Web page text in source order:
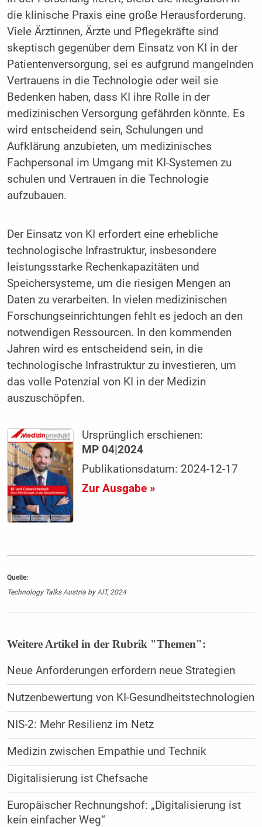
die klinische Praxis eine große Herausforderung.
Viele Ärztinnen, Ärzte und Pflegekräfte sind
skeptisch gegenüber dem Einsatz von KI in der
Patientenversorgung, sei es aufgrund mangelnden
Vertrauens in die Technologie oder weil sie
Bedenken haben, dass KI ihre Rolle in der
medizinischen Versorgung gefährden könnte. Es
wird entscheidend sein, Schulungen und
Aufklärung anzubieten, um medizinisches
Fachpersonal im Umgang mit KI-Systemen zu
schulen und Vertrauen in die Technologie
aufzubauen.
Der Einsatz von KI erfordert eine erhebliche
technologische Infrastruktur, insbesondere
leistungsstarke Rechenkapazitäten und
Speichersysteme, um die riesigen Mengen an
Daten zu verarbeiten. In vielen medizinischen
Forschungseinrichtungen fehlt es jedoch an den
notwendigen Ressourcen. In den kommenden
Jahren wird es entscheidend sein, in die
technologische Infrastruktur zu investieren, um
das volle Potenzial von KI in der Medizin
auszuschöpfen.
Ursprünglich erschienen:
MP 04|2024
Publikationsdatum: 2024-12-17
Zur Ausgabe »
Quelle:
Technology Talks Austria by AIT, 2024
Weitere Artikel in der Rubrik "Themen":
Neue Anforderungen erfordern neue Strategien
Nutzenbewertung von KI-Gesundheitstechnologien
NIS-2: Mehr Resilienz im Netz
Medizin zwischen Empathie und Technik
Digitalisierung ist Chefsache
Europäischer Rechnungshof: „Digitalisierung ist
kein einfacher Weg“